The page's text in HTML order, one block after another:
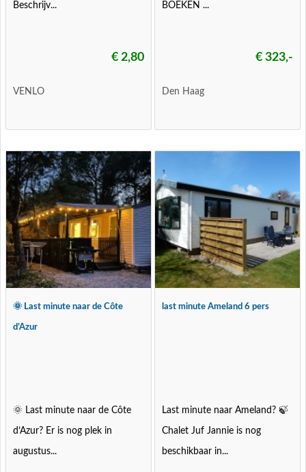
Beschrijv...
€ 2,80
VENLO
BOEKEN ...
€ 323,-
Den Haag
🌞 Last minute naar de Côte
d’Azur
🌞 Last minute naar de Côte
d’Azur? Er is nog plek in
augustus...
last minute Ameland 6 pers
Last minute naar Ameland? 🍃
Chalet Juf Jannie is nog
beschikbaar in...